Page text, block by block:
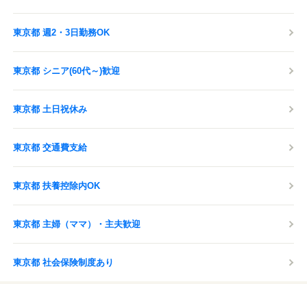
東京都 週2・3日勤務OK
東京都 シニア(60代～)歓迎
東京都 土日祝休み
東京都 交通費支給
東京都 扶養控除内OK
東京都 主婦（ママ）・主夫歓迎
東京都 社会保険制度あり